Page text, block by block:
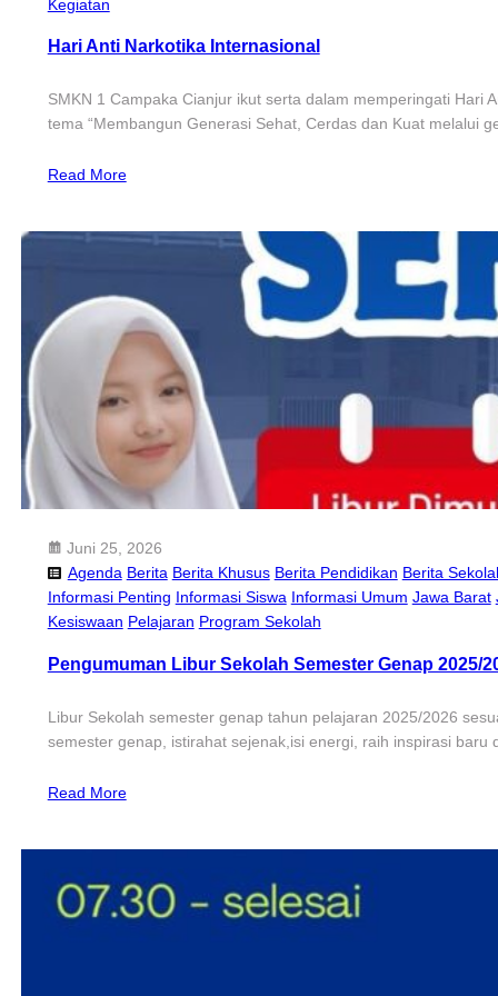
Kegiatan
Hari Anti Narkotika Internasional
SMKN 1 Campaka Cianjur ikut serta dalam memperingati Hari
tema “Membangun Generasi Sehat, Cerdas dan Kuat melalui
Read More
Juni 25, 2026
Agenda Berita Berita Khusus Berita Pendidikan Berita
Informasi Penting Informasi Siswa Informasi Umum Jawa Barat
Kesiswaan Pelajaran Program Sekolah
Pengumuman Libur Sekolah Semester Genap 2025/
Libur Sekolah semester genap tahun pelajaran 2025/2026
semester genap, istirahat sejenak,isi energi, raih inspirasi baru
Read More